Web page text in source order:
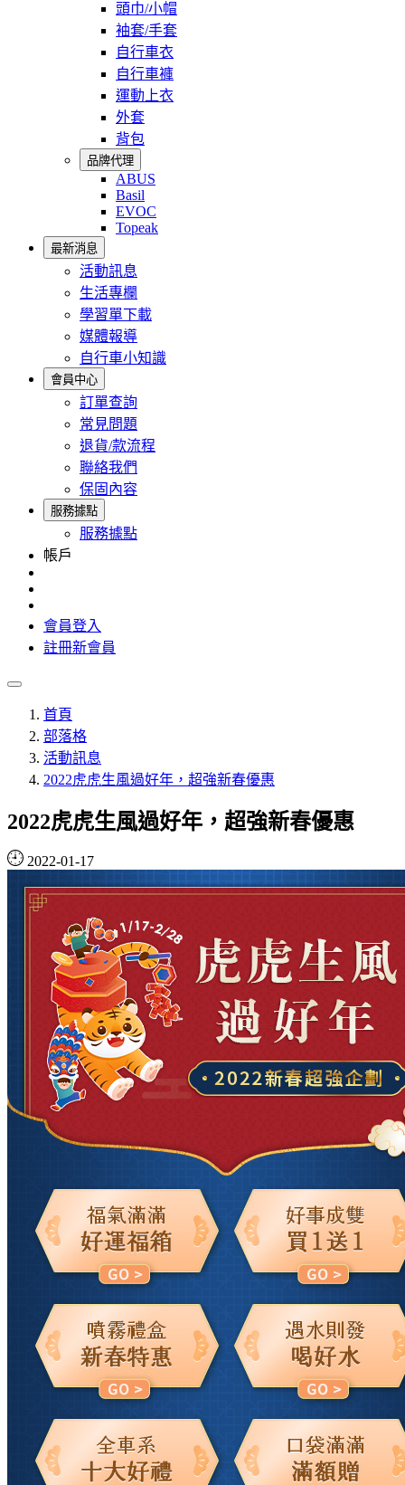
頭巾/小帽
袖套/手套
自行車衣
自行車褲
運動上衣
外套
背包
品牌代理
ABUS
Basil
EVOC
Topeak
最新消息
活動訊息
生活專欄
學習單下載
媒體報導
自行車小知識
會員中心
訂單查詢
常見問題
退貨/款流程
聯絡我們
保固內容
服務據點
服務據點
帳戶
會員登入
註冊新會員
首頁
部落格
活動訊息
2022虎虎生風過好年，超強新春優惠
2022虎虎生風過好年，超強新春優惠
2022-01-17